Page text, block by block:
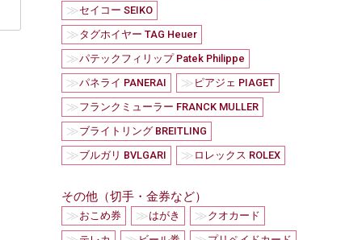
≫セイコー SEIKO
≫タグホイヤー TAG Heuer
≫パテックフィリップ Patek Philippe
≫パネライ PANERAI ≫ ピアジェ PIAGET
≫フランクミューラー FRANCK MULLER
≫ブライトリング BREITLING
≫ブルガリ BVLGARI ≫ ロレックス ROLEX
その他（切手・金券など）
≫おこめ券 ≫はがき ≫クオカード